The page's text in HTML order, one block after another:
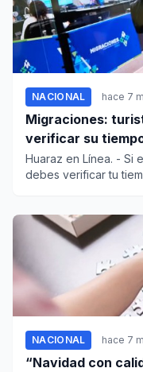
NACIONAL hace 7
Migraciones:
verificar su
para evitar
Huaraz en Línea. - Si
debes verificar tu
NACIONAL hace 7
“Navidad con